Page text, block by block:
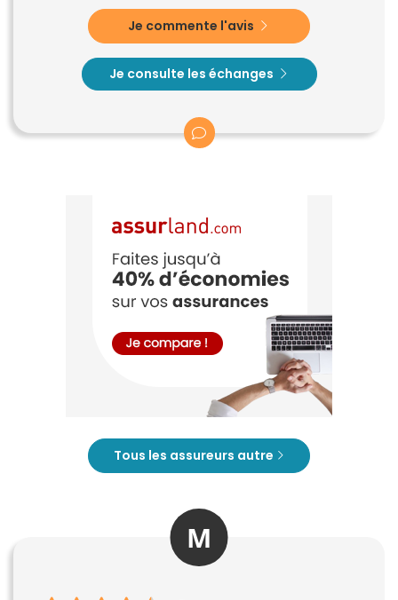
Je commente l'avis
Je consulte les échanges
Tous les assureurs autre
M